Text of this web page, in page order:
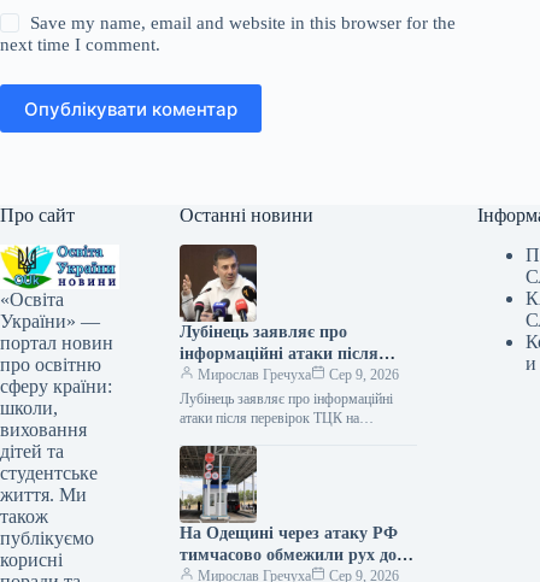
Save my name, email and website in this browser for the
next time I comment.
Опублікувати коментар
Про сайт
«Освіта
України» —
портал новин
про освітню
сферу країни:
школи,
виховання
дітей та
студентське
життя. Ми
також
публікуємо
корисні
Останні новини
Лубінець заявляє про
інформаційні атаки після
перевірок ТЦК на Закарпатті
Мирослав Гречуха
Сер 9, 2026
Лубінець заявляє про інформаційні
атаки після перевірок ТЦК на
Укрінформ Уповноважений Верховної
Ради з прав людини Дмитро…
На Одещині через атаку РФ
тимчасово обмежили рух до
пунктів пропуску на кордоні з
Мирослав Гречуха Сер 9, 2026
и